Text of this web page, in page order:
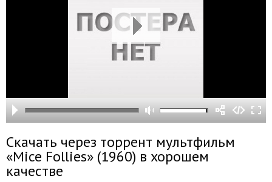
Скачать через торрент мультфильм
«Mice Follies» (1960) в хорошем
качестве